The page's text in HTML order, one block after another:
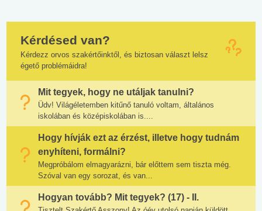
Kérdésed van?
Kérdezz orvos szakértőinktől, és biztosan választ lelsz
égető problémáidra!
Mit tegyek, hogy ne utáljak tanulni?
Üdv! Világéletemben kitűnő tanuló voltam, általános
iskolában és középiskolában is....
Hogy hívják ezt az érzést, illetve hogy tudnám
enyhíteni, formálni?
Megpróbálom elmagyarázni, bár előttem sem tiszta még.
Szóval van egy sorozat, és van...
Hogyan tovább? Mit tegyek? (17) - II.